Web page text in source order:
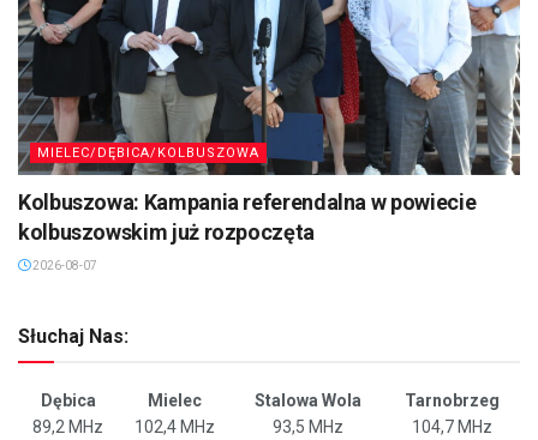
MIELEC/DĘBICA/KOLBUSZOWA
Kolbuszowa: Kampania referendalna w powiecie
kolbuszowskim już rozpoczęta
2026-08-07
Słuchaj Nas:
Dębica Mielec Stalowa Wola
Tarnobrzeg
89,2 MHz
102,4 MHz 93,5 MHz 104,7 MHz